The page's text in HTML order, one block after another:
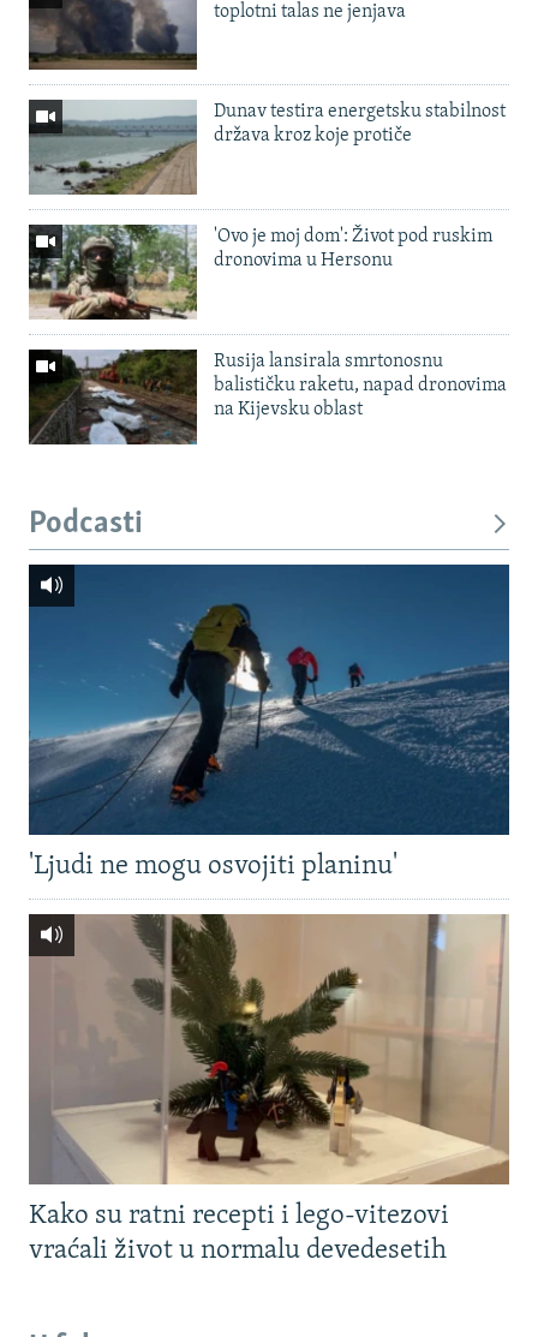
toplotni talas ne jenjava
Dunav testira energetsku stabilnost
država kroz koje protiče
'Ovo je moj dom': Život pod ruskim
dronovima u Hersonu
Rusija lansirala smrtonosnu
balističku raketu, napad dronovima
na Kijevsku oblast
Podcasti
'Ljudi ne mogu osvojiti planinu'
Kako su ratni recepti i lego-vitezovi
vraćali život u normalu devedesetih